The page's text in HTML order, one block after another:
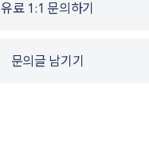
유료 1:1 문의하기
문의글 남기기